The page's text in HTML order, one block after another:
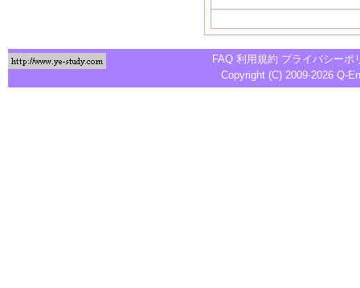
FAQ 利用規約 プライバシーポ
Copyright (C) 2009-2026 Q-